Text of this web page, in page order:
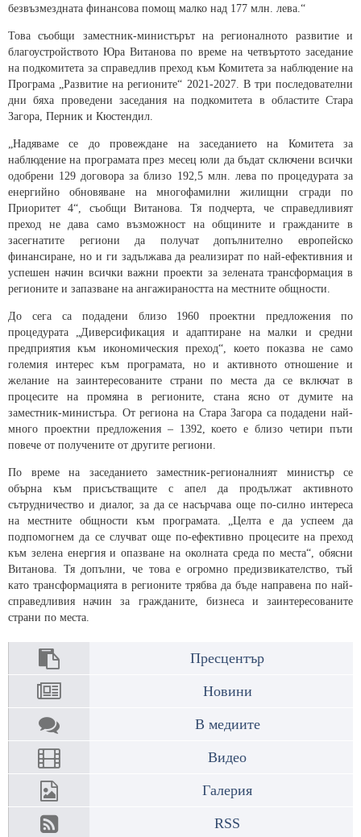
безвъзмездната финансова помощ малко над 177 млн. лева.“
Това съобщи заместник-министърът на регионалното развитие и
благоустройството Юра Витанова по време на четвъртото заседание
на подкомитета за справедлив преход към Комитета за наблюдение на
Програма „Развитие на регионите“ 2021-2027. В три последователни
дни бяха проведени заседания на подкомитета в областите Стара
Загора, Перник и Кюстендил.
„Надяваме се до провеждане на заседанието на Комитета за
наблюдение на програмата през месец юли да бъдат сключени всички
одобрени 129 договора за близо 192,5 млн. лева по процедурата за
енергийно обновяване на многофамилни жилищни сгради по
Приоритет 4“, съобщи Витанова. Тя подчерта, че справедливият
преход не дава само възможност на общините и гражданите в
засегнатите региони да получат допълнително европейско
финансиране, но и ги задължава да реализират по най-ефективния и
успешен начин всички важни проекти за зелената трансформация в
регионите и запазване на ангажираността на местните общности.
До сега са подадени близо 1960 проектни предложения по
процедурата „Диверсификация и адаптиране на малки и средни
предприятия към икономическия преход“, което показва не само
големия интерес към програмата, но и активното отношение и
желание на заинтересованите страни по места да се включат в
процесите на промяна в регионите, стана ясно от думите на
заместник-министъра. От региона на Стара Загора са подадени най-
много проектни предложения – 1392, което е близо четири пъти
повече от получените от другите региони.
По време на заседанието заместник-регионалният министър се
обърна към присъстващите с апел да продължат активното
сътрудничество и диалог, за да се насърчава още по-силно интереса
на местните общности към програмата. „Целта е да успеем да
подпомогнем да се случват още по-ефективно процесите на преход
към зелена енергия и опазване на околната среда по места“, обясни
Витанова. Тя допълни, че това е огромно предизвикателство, тъй
като трансформацията в регионите трябва да бъде направена по най-
справедливия начин за гражданите, бизнеса и заинтересованите
страни по места.
Пресцентър
Новини
В медиите
Видео
Галерия
RSS